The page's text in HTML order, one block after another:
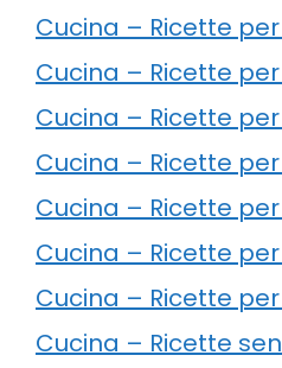
Cucina – Ricette
Cucina – Ricette
Cucina – Ricette
Cucina – Ricette
Cucina – Ricette
Cucina – Ricette
Cucina – Ricette
Cucina – Ricette